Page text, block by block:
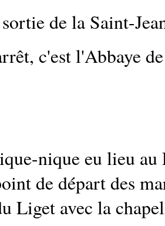
de la Saint-
c'est l'Abbaye
nique eu lieu au
de départ des
Liget avec la